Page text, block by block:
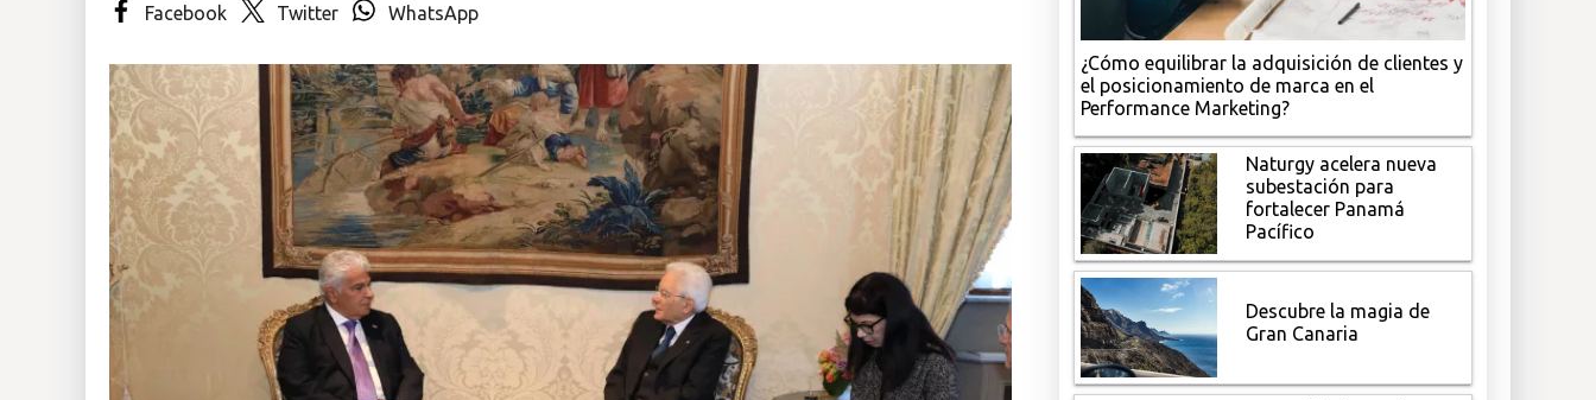
Multimedia
Facebook Twitter WhatsApp
¿Cómo equilibrar la adquisición de clientes y
el posicionamiento de marca en el
Performance Marketing?
Naturgy acelera nueva
subestación para
fortalecer Panamá
Pacífico
Descubre la magia de
Gran Canaria